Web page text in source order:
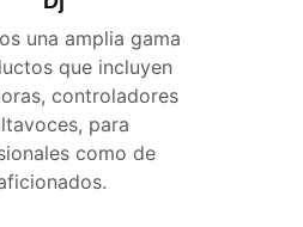
una amplia gama
que incluyen
controladores
para
como de